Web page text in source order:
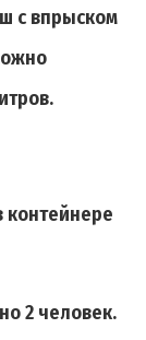
с впрыском
2 человек.